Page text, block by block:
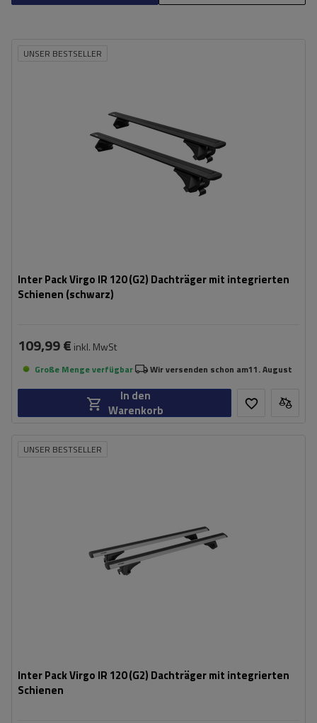
UNSER BESTSELLER
Inter Pack Virgo IR 120 (G2) Dachträger mit integrierten
Schienen (schwarz)
109,99 € inkl. MwSt
Große Menge verfügbar Wir versenden schon am11. August
In den
Warenkorb
UNSER BESTSELLER
Inter Pack Virgo IR 120 (G2) Dachträger mit integrierten
Schienen